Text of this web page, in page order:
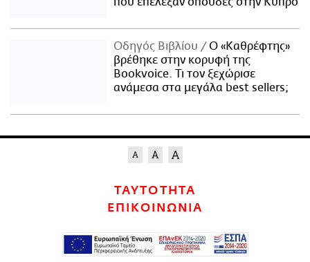
Οδηγός Βιβλίου
Ο «Καθρέφτης»
βρέθηκε στην κορυφή της
Bookvoice. Τι τον ξεχώρισε
ανάμεσα στα μεγάλα best sellers;
ΤΑΥΤΟΤΗΤΑ
ΕΠΙΚΟΙΝΩΝΙΑ